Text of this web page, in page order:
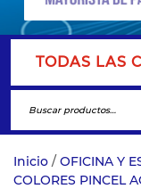
TODAS LAS
Inicio / OFICINA Y
COLORES PINCEL